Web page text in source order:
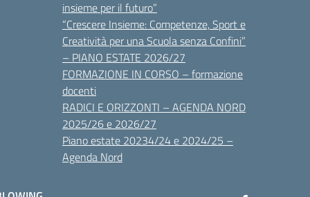
insieme per il futuro”
“Crescere Insieme: Competenze, Sport e
Creatività per una Scuola senza Confini”
– PIANO ESTATE 2026/27
FORMAZIONE IN CORSO – formazione
docenti
RADICI E ORIZZONTI – AGENDA NORD
2025/26 e 2026/27
Piano estate 20234/24 e 2024/25 –
Agenda Nord